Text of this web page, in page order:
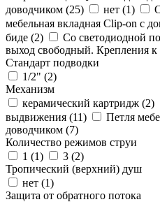
доводчиком (25) нет (1)
мебельная вкладная Clip-on с
биде (2)
Со светодиодной
выход свободный. Крепления к
Стандарт подводки
1/2" (2)
Механизм
керамический картридж (2)
выдвижения (11)
Петля
доводчиком (7)
Количество режимов струи
1 (1) 3 (2)
Тропический (верхний) душ
нет (1)
Защита от обратного потока